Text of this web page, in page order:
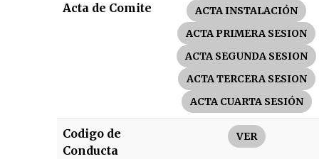
Acta de Comite
ACTA INSTALACIÓN
ACTA PRIMERA SESION
ACTA SEGUNDA SESION
ACTA TERCERA SESION
ACTA CUARTA SESIÓN
Codigo de
Conducta
VER